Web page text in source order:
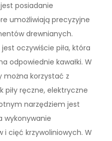
posiadanie
umożliwiają precyzyjne
drewnianych.
oczywiście piła, która
odpowiednie kawałki. W
można korzystać z
piły ręczne, elektryczne
narzędziem jest
wykonywanie
i cięć krzywoliniowych. W